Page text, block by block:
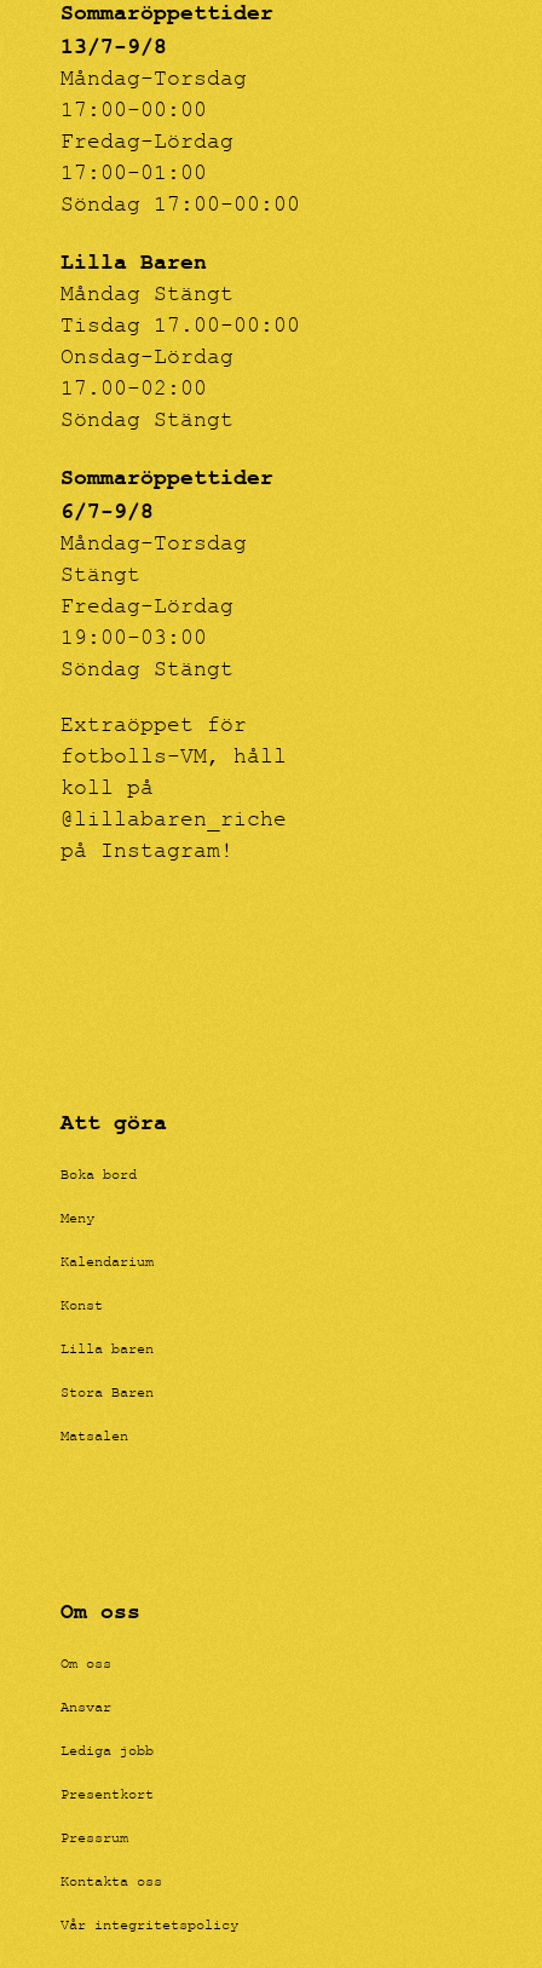
Sommaröppettider
13/7-9/8
Måndag-Torsdag
17:00-00:00
Fredag-Lördag
17:00-01:00
Söndag 17:00-00:00
Lilla Baren
Måndag Stängt
Tisdag 17.00-00:00
Onsdag-Lördag
17.00-02:00
Söndag Stängt
Sommaröppettider
6/7-9/8
Måndag-Torsdag
Stängt
Fredag-Lördag
19:00-03:00
Söndag Stängt
Extraöppet för
fotbolls-VM, håll
koll på
@lillabaren_riche
på Instagram!
Att göra
Boka bord
Meny
Kalendarium
Konst
Lilla baren
Stora Baren
Matsalen
Om oss
Om oss
Ansvar
Lediga jobb
Presentkort
Pressrum
Kontakta oss
Vår integritetspolicy